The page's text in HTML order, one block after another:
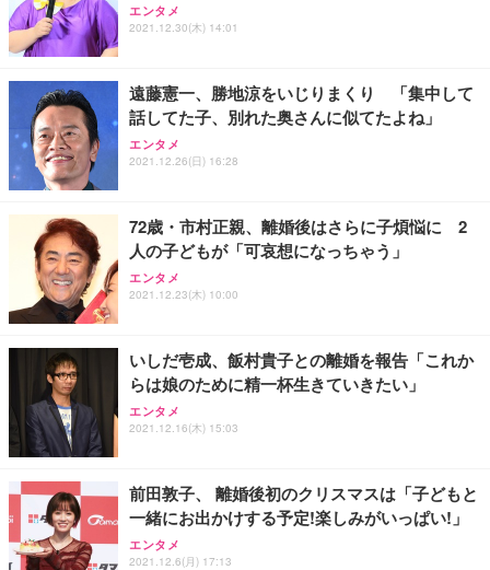
エンタメ
2021.12.30(木) 14:01
遠藤憲一、勝地涼をいじりまくり 「集中して
話してた子、別れた奥さんに似てたよね」
エンタメ
2021.12.26(日) 16:28
72歳・市村正親、離婚後はさらに子煩悩に 2
人の子どもが「可哀想になっちゃう」
エンタメ
2021.12.23(木) 10:00
いしだ壱成、飯村貴子との離婚を報告「これか
らは娘のために精一杯生きていきたい」
エンタメ
2021.12.16(木) 15:03
前田敦子、 離婚後初のクリスマスは「子どもと
一緒にお出かけする予定!楽しみがいっぱい!」
エンタメ
2021.12.6(月) 17:13